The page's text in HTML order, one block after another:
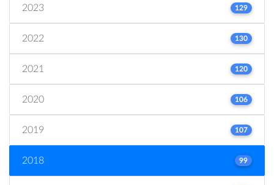
2023 129
2022 130
2021 120
2020 106
2019 107
2018 99